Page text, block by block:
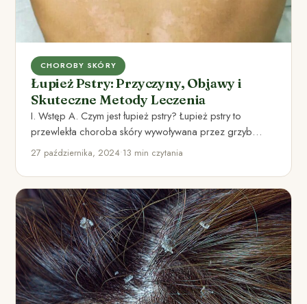
CHOROBY SKÓRY
Łupież Pstry: Przyczyny, Objawy i
Skuteczne Metody Leczenia
I. Wstęp A. Czym jest łupież pstry? Łupież pstry to
przewlekła choroba skóry wywoływana przez grzyb
drożdżakopodobny Malassezia.…
27 października, 2024•13 min czytania